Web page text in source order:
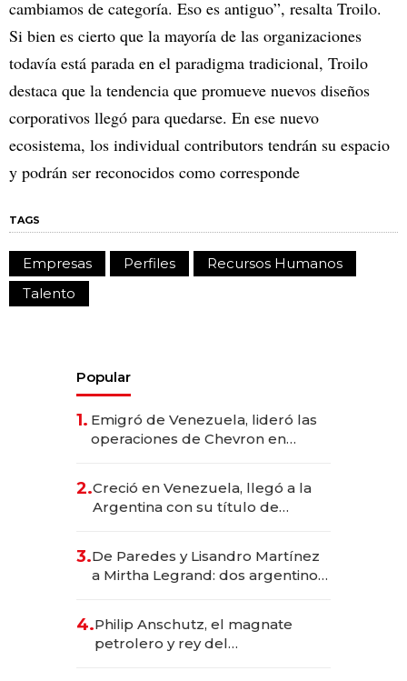
cambiamos de categoría. Eso es antiguo”, resalta Troilo.
Si bien es cierto que la mayoría de las organizaciones
todavía está parada en el paradigma tradicional, Troilo
destaca que la tendencia que promueve nuevos diseños
corporativos llegó para quedarse. En ese nuevo
ecosistema, los individual contributors tendrán su espacio
y podrán ser reconocidos como corresponde
TAGS
Empresas Perfiles
Recursos Humanos
Talento
Popular
1. Emigró de Venezuela, lideró las
operaciones de Chevron en
2.Creció en Venezuela, llegó a la
Argentina con su título de
las marcas "fast premium"
3.De Paredes y Lisandro Martínez
a Mirtha Legrand: dos argentinos
4.Philip Anschutz, el magnate
petrolero y rey del